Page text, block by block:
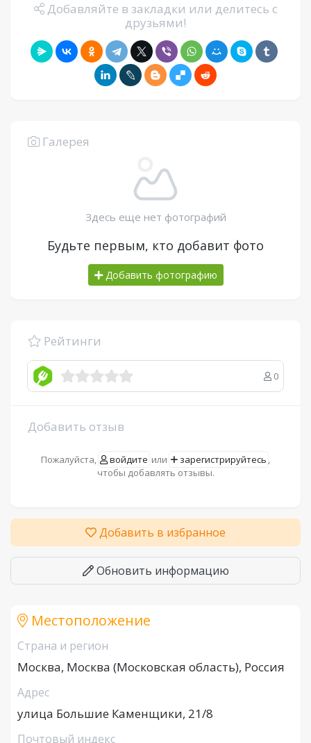
Добавляйте в закладки или делитесь с
друзьями!
Галерея
Здесь еще нет фотографий
Будьте первым, кто добавит фото
Добавить фотографию
Рейтинги
0
Добавить отзыв
Пожалуйста, войдите или зарегистрируйтесь ,
чтобы добавлять отзывы.
Добавить в избранное
Обновить информацию
Местоположение
Страна и регион
Москва, Москва (Московская область), Россия
Адрес
улица Большие Каменщики, 21/8
Почтовый индекс